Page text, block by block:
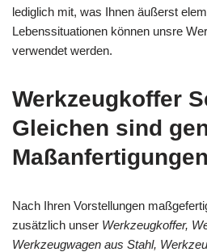
lediglich mit, was Ihnen äußerst
Lebenssituationen können unsre
verwendet werden.
Werkzeugkoffer
Gleichen sind
Nach Ihren Vorstellungen
zusätzlich unser Werkzeugkoffer,
Werkzeugwagen aus Stahl,